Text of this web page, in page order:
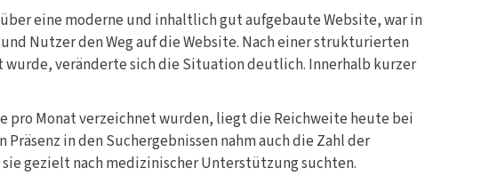
eine moderne und inhaltlich gut aufgebaute Website, war in
Nutzer den Weg auf die Website. Nach einer strukturierten
veränderte sich die Situation deutlich. Innerhalb kurzer
pro Monat verzeichnet wurden, liegt die Reichweite heute bei
in den Suchergebnissen nahm auch die Zahl der
gezielt nach medizinischer Unterstützung suchten.